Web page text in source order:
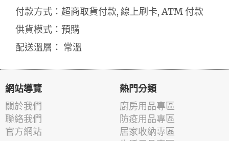
付款方式：超商取貨付款, 線上刷卡, ATM 付款
供貨模式：預購
配送溫層： 常溫
網站導覽
關於我們
聯絡我們
官方網站
熱門分類
廚房用品專區
防疫用品專區
居家收納專區